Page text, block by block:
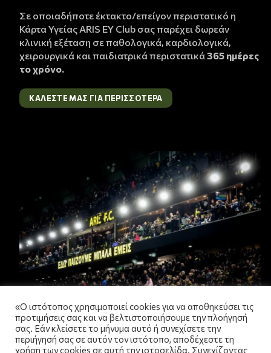
Σε οποιαδήποτε έκτακτο/επείγον περιστατικό η
Κάρτα Υγείας ARIS EY Club σας παρέχει δωρεάν
κλινική εξέταση σε παθολογικά, καρδιολογικά,
χειρουργικά και παιδιατρικά περιστατικά 365 ημέρες
το χρόνο.
ΚΑΛΕΣΤΕ ΜΑΣ ΓΙΑ ΠΕΡΙΣΣΟΤΕΡΑ
«Ο ιστότοπος χρησιμοποιεί cookies για να αποθηκεύσει τις
προτιμήσεις σας και να βελτιστοποιήσουμε την πλοήγησή
σας. Εάν κλείσετε το μήνυμα αυτό ή συνεχίσετε την
περιήγησή σας σε αυτόν τον ιστότοπο, αποδέχεστε τη
χρήση των cookies σε αυτή την ιστοσελίδα. Συνεχίζοντας